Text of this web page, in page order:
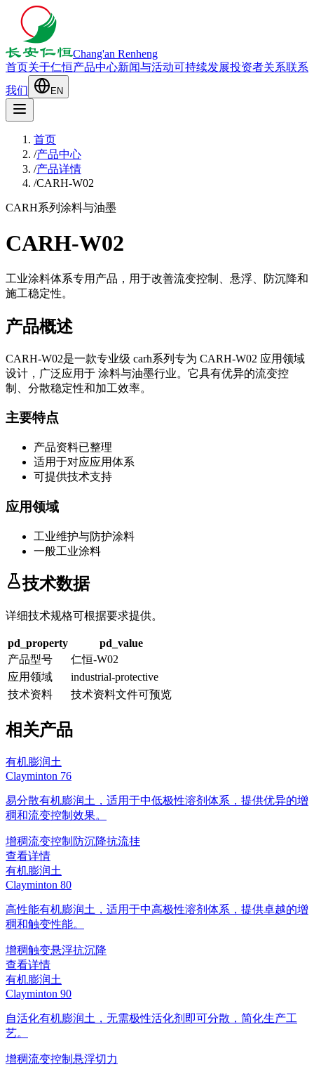
Chang'an Renheng
首页关于仁恒产品中心新闻与活动可持续发展投资者关系联系
我们
EN
首页
/产品中心
/产品详情
/CARH-W02
CARH系列 涂料与油墨
CARH-W02
工业涂料体系专用产品，用于改善流变控制、悬浮、防沉降和
施工稳定性。
产品概述
CARH-W02是一款专业级 carh系列 专为 CARH-W02 应用领域
设计，广泛应用于 涂料与油墨行业。它具有优异的流变控
制、分散稳定性和加工效率。
主要特点
产品资料已整理
适用于对应应用体系
可提供技术支持
应用领域
工业维护与防护涂料
一般工业涂料
技术数据
详细技术规格可根据要求提供。
pd_property
pd_value
产品型号
仁恒-W02
应用领域
industrial-protective
技术资料
技术资料文件可预览
相关产品
有机膨润土
Clayminton 76
易分散有机膨润土，适用于中低极性溶剂体系，提供优异的增
稠和流变控制效果。
增稠流变控制 防沉降抗流挂
查看详情
有机膨润土
Clayminton 80
高性能有机膨润土，适用于中高极性溶剂体系，提供卓越的增
稠和触变性能。
增稠触变悬浮抗沉降
查看详情
有机膨润土
Clayminton 90
自活化有机膨润土，无需极性活化剂即可分散，简化生产工
艺。
增稠流变控制 悬浮切力